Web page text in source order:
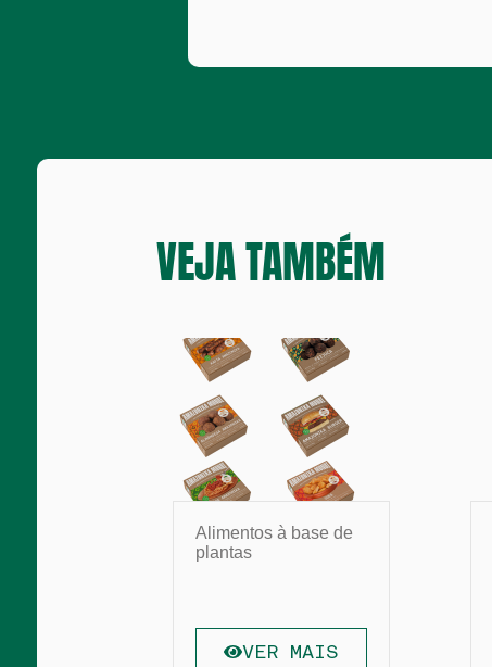
VEJA TAMBÉM
Alimentos à base de
plantas
VER MAIS